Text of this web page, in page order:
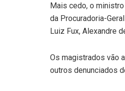
Mais cedo, o
da Procuradoria-
Luiz Fux, Alexandre
Os magistrados vão
outros denunciados